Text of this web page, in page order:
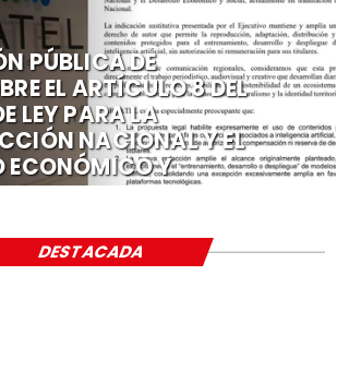
PÚBLICA DE
EL ARTÍCULO 8 DEL
LEY PARA LA
NACIONAL Y EL
ECONÓMICO Y
DESTACADA